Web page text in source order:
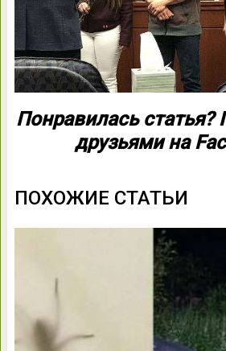
Понравилась статья?
друзьями на
ПОХОЖИЕ СТАТЬИ